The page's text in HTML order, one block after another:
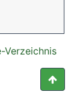
Verzeichnis